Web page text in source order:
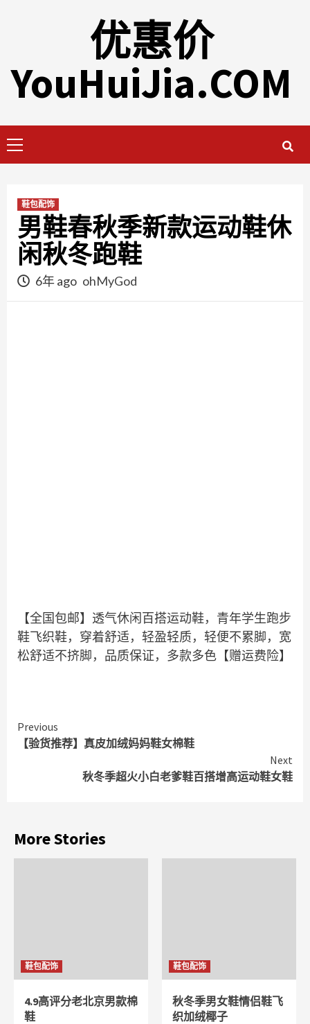
优惠价
YouHuiJia.COM
Menu
鞋包配饰
男鞋春秋季新款运动鞋休
闲秋冬跑鞋
6年 ago ohMyGod
【全国包邮】透气休闲百搭运动鞋，青年学生跑步
鞋飞织鞋，穿着舒适，轻盈轻质，轻便不累脚，宽
松舒适不挤脚，品质保证，多款多色【赠运费险】
Continue
Reading
Previous
【验货推荐】真皮加绒妈妈鞋女棉鞋
Next
秋冬季超火小白老爹鞋百搭增高运动鞋女鞋
More Stories
鞋包配饰
4.9高评分老北京男款棉
鞋
鞋包配饰
秋冬季男女鞋情侣鞋飞
织加绒椰子